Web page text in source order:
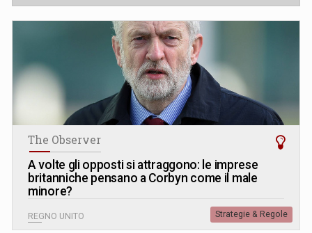
The Observer
A volte gli opposti si attraggono: le imprese
britanniche pensano a Corbyn come il male
minore?
REGNO UNITO Strategie & Regole